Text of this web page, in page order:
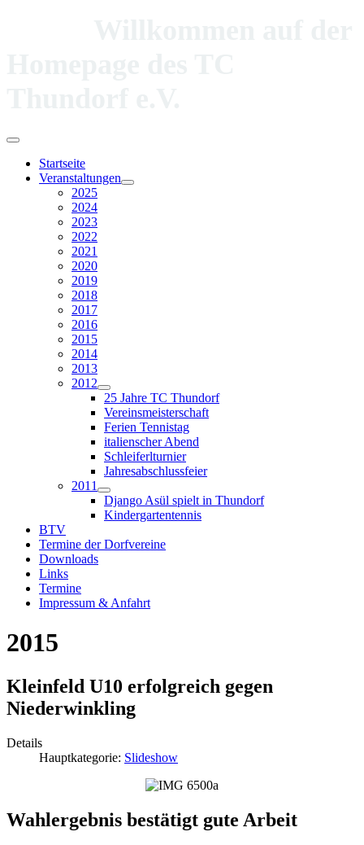
Startseite
Veranstaltungen
2025
2024
2023
2022
2021
2020
2019
2018
2017
2016
2015
2014
2013
2012
25 Jahre TC Thundorf
Vereinsmeisterschaft
Ferien Tennistag
italienscher Abend
Schleiferlturnier
Jahresabschlussfeier
2011
Django Asül spielt in Thundorf
Kindergartentennis
BTV
Termine der Dorfvereine
Downloads
Links
Termine
Impressum & Anfahrt
2015
Kleinfeld U10 erfolgreich gegen
Niederwinkling
Details
Hauptkategorie: Slideshow
Wahlergebnis bestätigt gute Arbeit